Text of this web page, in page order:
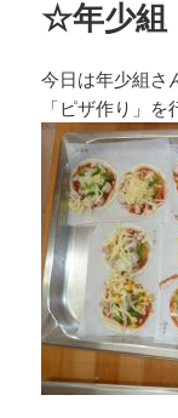
☆年少
今日は年少組さ
「ピザ作り」を